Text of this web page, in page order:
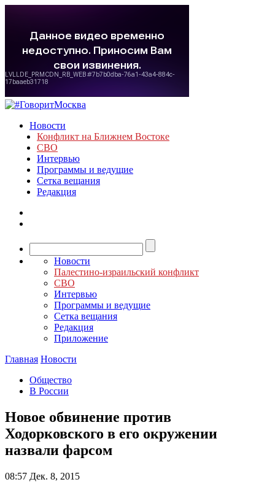
Новости
Конфликт на Ближнем Востоке
СВО
Интервью
Программы и ведущие
Сетка вещания
Редакция
Новости
Палестино-израильский конфликт
СВО
Интервью
Программы и ведущие
Сетка вещания
Редакция
Приложение
Главная Новости
Общество
В России
Новое обвинение против
Ходорковского в его окружении
назвали фарсом
08:57 Дек. 8, 2015